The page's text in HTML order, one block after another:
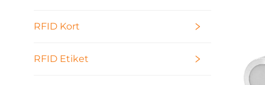
RFID Kort
RFID Etiket